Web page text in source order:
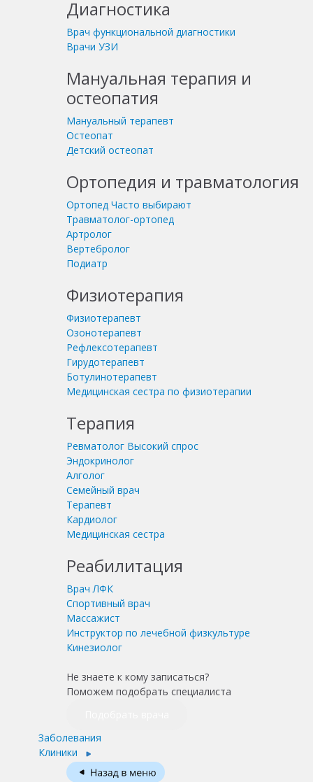
Диагностика
Врач функциональной диагностики
Врачи УЗИ
Мануальная терапия и
остеопатия
Мануальный терапевт
Остеопат
Детский остеопат
Ортопедия и травматология
Ортопед Часто выбирают
Травматолог-ортопед
Артролог
Вертебролог
Подиатр
Физиотерапия
Физиотерапевт
Озонотерапевт
Рефлексотерапевт
Гирудотерапевт
Ботулинотерапевт
Медицинская сестра по физиотерапии
Терапия
Ревматолог Высокий спрос
Эндокринолог
Алголог
Семейный врач
Терапевт
Кардиолог
Медицинская сестра
Реабилитация
Врач ЛФК
Спортивный врач
Массажист
Инструктор по лечебной физкультуре
Кинезиолог
Не знаете к кому записаться?
Поможем подобрать специалиста
Заболевания
Клиники